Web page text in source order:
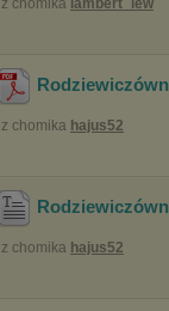
z chomika lambert_lew
z chomika hajus52
z chomika hajus52